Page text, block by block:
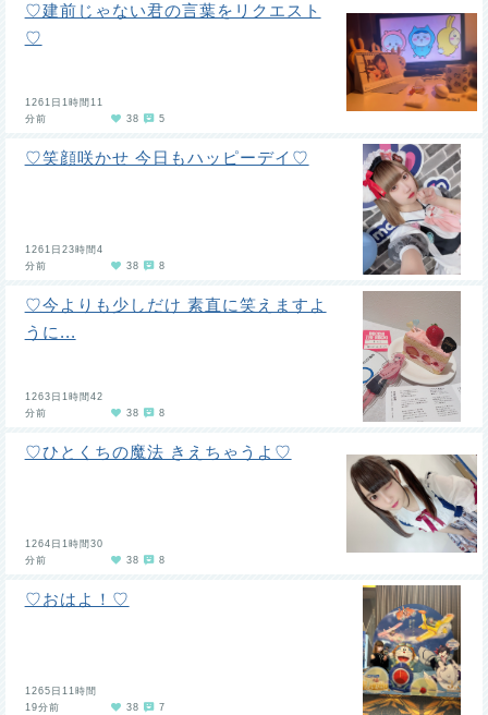
♡建前じゃない君の言葉をリクエスト
♡
1261日1時間11
分前
38 5
♡笑顔咲かせ 今日もハッピーデイ♡
1261日23時間4
分前
38 8
♡今よりも少しだけ 素直に笑えますよ
うに...
1263日1時間42
分前
38 8
♡ひとくちの魔法 きえちゃうよ♡
1264日1時間30
分前
38 8
♡おはよ！♡
1265日11時間
19分前
38 7